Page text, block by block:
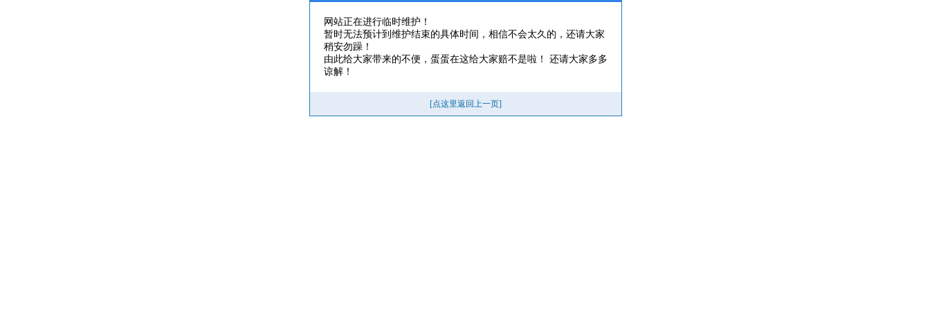
网站正在进行临时维护！
暂时无法预计到维护结束的具体时间，相信不会太久的，还请大家
稍安勿躁！
由此给大家带来的不便，蛋蛋在这给大家赔不是啦！ 还请大家多多
谅解！
[点这里返回上一页]